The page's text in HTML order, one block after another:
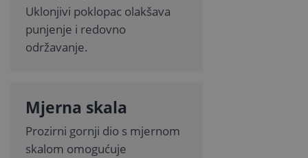
Uklonjivi poklopac olakšava
punjenje i redovno
održavanje.
Mjerna skala
Prozirni gornji dio s mjernom
skalom omogućuje